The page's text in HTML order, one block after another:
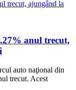
anul trecut,
auto naţional din
trecut. Acest